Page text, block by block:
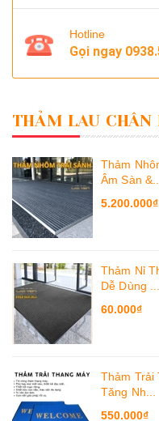
Hotline
Gọi ngay
THẢM LAU CHÂN
Thảm
Âm Sàn &...
5.200.000₫
Thảm Nỉ
Dễ Dùng ...
60.000₫
Thảm Trải
Tăng Nh...
550.000₫